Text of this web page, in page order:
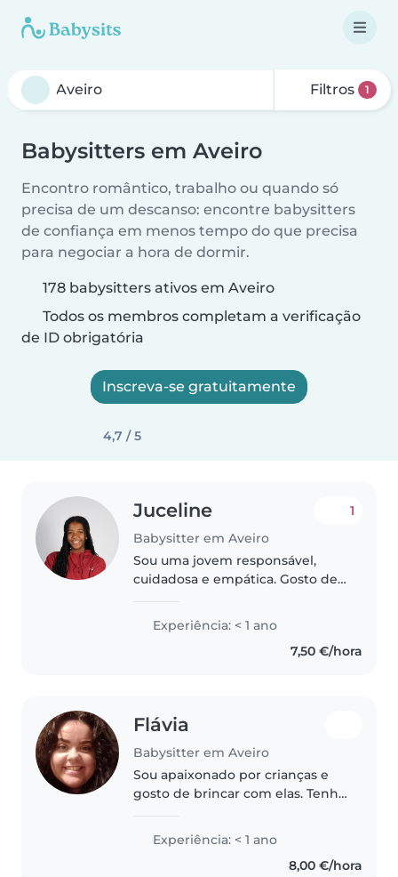
Filtros 1
Babysitters em Aveiro
Encontro romântico, trabalho ou quando só
precisa de um descanso: encontre babysitters
de confiança em menos tempo do que precisa
para negociar a hora de dormir.
178 babysitters ativos em Aveiro
Todos os membros completam a verificação
de ID obrigatória
Inscreva-se gratuitamente
4,7 / 5
Juceline
Babysitter em Aveiro
1
Sou uma jovem responsável,
cuidadosa e empática. Gosto de
tempo com elas, tenho 2 irmãs
mais novas, uma com 8 anos e
outra com 15 anos, e considero
Experiência: < 1 ano
7,50 €/hora
Flávia
Babysitter em Aveiro
Sou apaixonado por crianças e
gosto de brincar com elas. Tenho
fluentemente. Gosto de preparar
refeições e ajudar com trabalhos..
Experiência: < 1 ano
8,00 €/hora